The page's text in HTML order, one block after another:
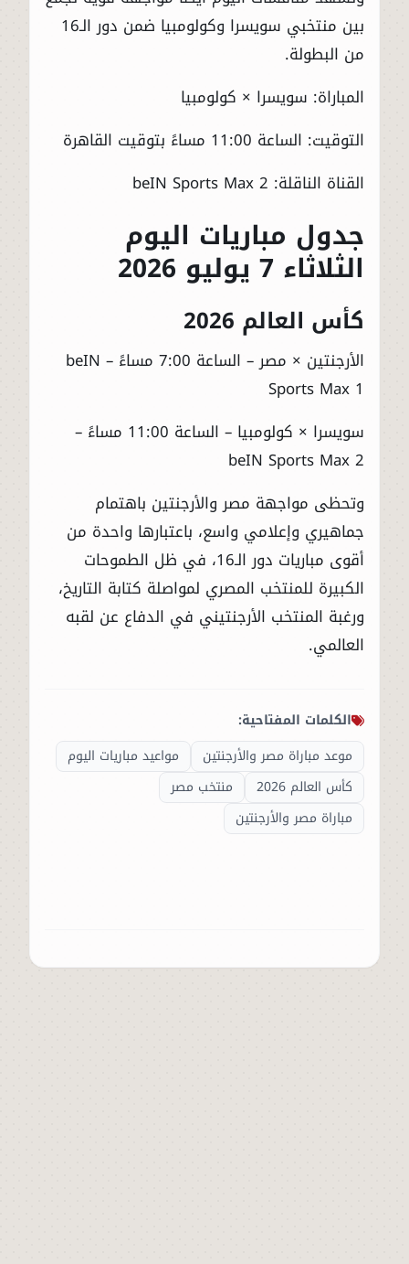
بين منتخبي سويسرا وكولومبيا ضمن دور الـ16
من البطولة.
المباراة: سويسرا × كولومبيا
التوقيت: الساعة 11:00 مساءً بتوقيت القاهرة
القناة الناقلة: beIN Sports Max 2
جدول مباريات اليوم
الثلاثاء 7 يوليو 2026
كأس العالم 2026
الأرجنتين × مصر – الساعة 7:00 مساءً – beIN
Sports Max 1
سويسرا × كولومبيا – الساعة 11:00 مساءً –
beIN Sports Max 2
وتحظى مواجهة مصر والأرجنتين باهتمام
جماهيري وإعلامي واسع، باعتبارها واحدة من
أقوى مباريات دور الـ16، في ظل الطموحات
الكبيرة للمنتخب المصري لمواصلة كتابة التاريخ،
ورغبة المنتخب الأرجنتيني في الدفاع عن لقبه
العالمي.
الكلمات المفتاحية:
موعد مباراة مصر والأرجنتين
مواعيد مباريات اليوم
كأس العالم 2026
منتخب مصر
مباراة مصر والأرجنتين